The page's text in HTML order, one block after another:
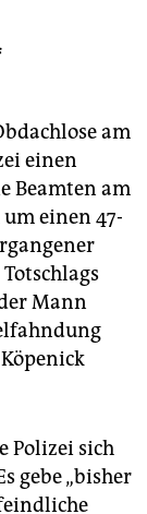
am
einen
Beamten am
einen 47-
Mann
Polizei sich
gebe „bisher